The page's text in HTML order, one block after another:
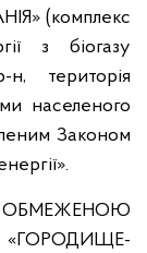
(комплекс
з біогазу
н, територія
населеного
Законом
ОБМЕЖЕНОЮ